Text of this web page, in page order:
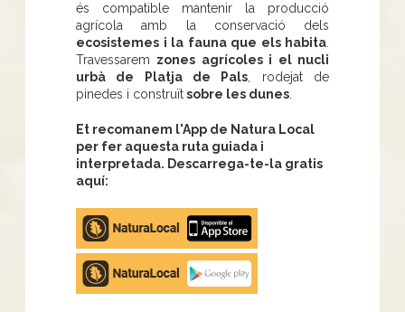
és compatible mantenir la producció
agrícola amb la conservació dels
ecosistemes i la fauna que els habita.
Travessarem zones agrícoles i el nucli
urbà de Platja de Pals, rodejat de
pinedes i construïtsobre les dunes.
Et recomanem l'App de Natura Local
per fer aquesta ruta guiada i
interpretada. Descarrega-te-la gratis
aquí:
Apple
store
Google
Play